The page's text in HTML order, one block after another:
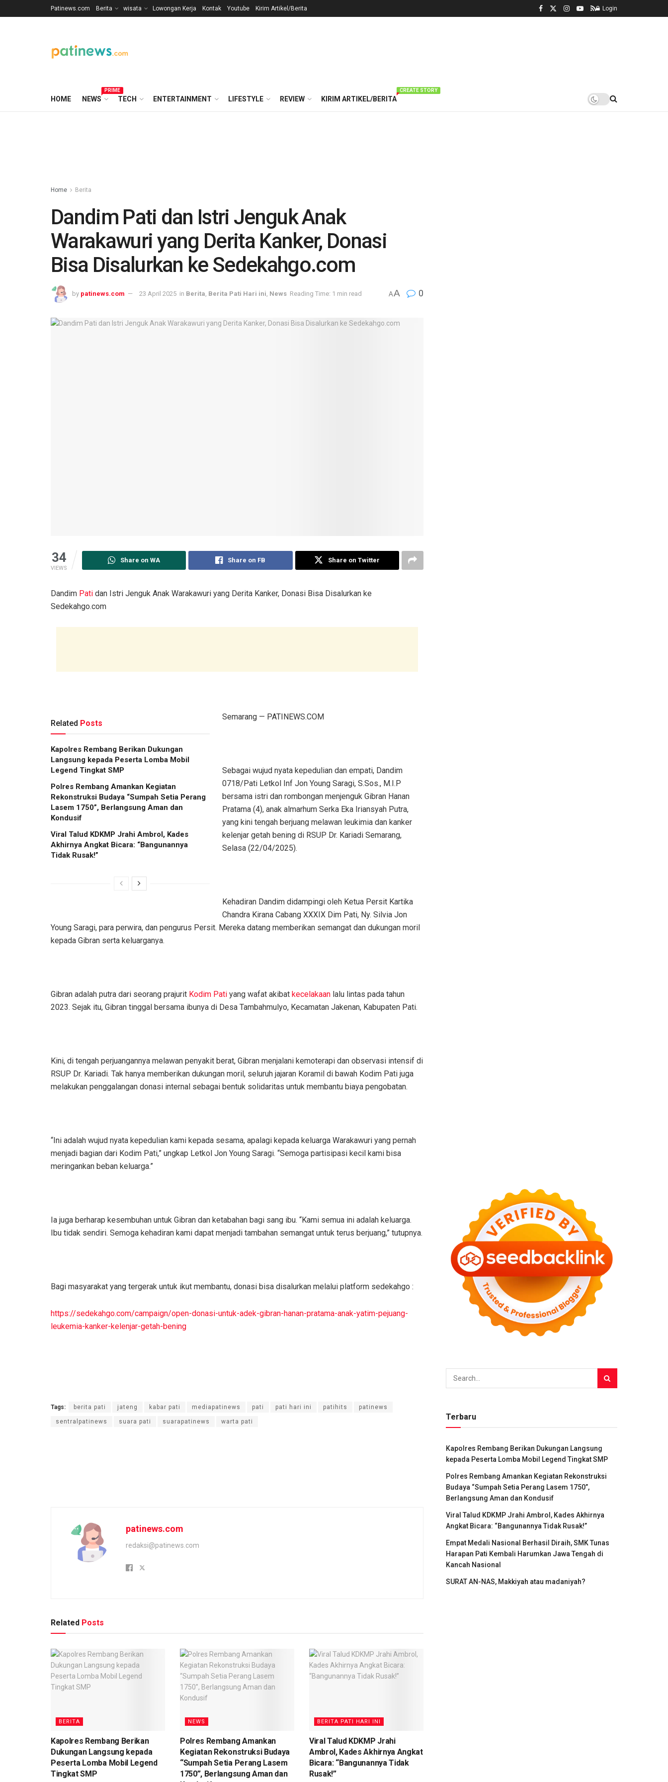
Patinews.com Berita wisata Lowongan Kerja Kontak Youtube Kirim Artikel/Berita Login
HOME NEWS
PRIME
TECH ENTERTAINMENT LIFESTYLE REVIEW KIRIM ARTIKEL/BERITA
CREATE STORY
Home Berita
Dandim Pati dan Istri Jenguk Anak
Warakawuri yang Derita Kanker, Donasi
Bisa Disalurkan ke Sedekahgo.com
by patinews.com 23 April 2025 in Berita Berita Pati Hari ini News Reading Time: 1 min read AA 0
34
VIEWS
Share on WA Share on FB Share on Twitter
Dandim Pati dan Istri Jenguk Anak Warakawuri yang Derita Kanker, Donasi Bisa Disalurkan ke
Sedekahgo.com
Related Posts
Kapolres Rembang Berikan Dukungan
Langsung kepada Peserta Lomba Mobil
Legend Tingkat SMP
Polres Rembang Amankan Kegiatan
Rekonstruksi Budaya “Sumpah Setia Perang
Lasem 1750”, Berlangsung Aman dan
Kondusif
Viral Talud KDKMP Jrahi Ambrol, Kades
Akhirnya Angkat Bicara: “Bangunannya
Tidak Rusak!”
Semarang — PATINEWS.COM
Sebagai wujud nyata kepedulian dan empati, Dandim
0718/Pati Letkol Inf Jon Young Saragi, S.Sos., M.I.P
bersama istri dan rombongan menjenguk Gibran Hanan
Pratama (4), anak almarhum Serka Eka Iriansyah Putra,
yang kini tengah berjuang melawan leukimia dan kanker
kelenjar getah bening di RSUP Dr. Kariadi Semarang,
Selasa (22/04/2025).
Kehadiran Dandim didampingi oleh Ketua Persit Kartika
Chandra Kirana Cabang XXXIX Dim Pati, Ny. Silvia Jon
Young Saragi, para perwira, dan pengurus Persit. Mereka datang memberikan semangat dan dukungan moril
kepada Gibran serta keluarganya.
Gibran adalah putra dari seorang prajurit Kodim Pati yang wafat akibat kecelakaan lalu lintas pada tahun
2023. Sejak itu, Gibran tinggal bersama ibunya di Desa Tambahmulyo, Kecamatan Jakenan, Kabupaten Pati.
Kini, di tengah perjuangannya melawan penyakit berat, Gibran menjalani kemoterapi dan observasi intensif di
RSUP Dr. Kariadi. Tak hanya memberikan dukungan moril, seluruh jajaran Koramil di bawah Kodim Pati juga
melakukan penggalangan donasi internal sebagai bentuk solidaritas untuk membantu biaya pengobatan.
“Ini adalah wujud nyata kepedulian kami kepada sesama, apalagi kepada keluarga Warakawuri yang pernah
menjadi bagian dari Kodim Pati,” ungkap Letkol Jon Young Saragi. “Semoga partisipasi kecil kami bisa
meringankan beban keluarga.”
Ia juga berharap kesembuhan untuk Gibran dan ketabahan bagi sang ibu. “Kami semua ini adalah keluarga.
Ibu tidak sendiri. Semoga kehadiran kami dapat menjadi tambahan semangat untuk terus berjuang,” tutupnya.
Bagi masyarakat yang tergerak untuk ikut membantu, donasi bisa disalurkan melalui platform sedekahgo :
https://sedekahgo.com/campaign/open-donasi-untuk-adek-gibran-hanan-pratama-anak-yatim-pejuang-
leukemia-kanker-kelenjar-getah-bening
Tags: berita pati jateng kabar pati mediapatinews pati pati hari ini patihits patinews
sentralpatinews suara pati suarapatinews warta pati
patinews.com
redaksi@patinews.com
Related Posts
BERITA
Kapolres Rembang Berikan
Dukungan Langsung kepada
Peserta Lomba Mobil Legend
Tingkat SMP
NEWS
Polres Rembang Amankan
Kegiatan Rekonstruksi Budaya
“Sumpah Setia Perang Lasem
1750”, Berlangsung Aman dan
BERITA PATI HARI INI
Viral Talud KDKMP Jrahi
Ambrol, Kades Akhirnya Angkat
Bicara: “Bangunannya Tidak
Rusak!”
Terbaru
Kapolres Rembang Berikan Dukungan Langsung
kepada Peserta Lomba Mobil Legend Tingkat SMP
Polres Rembang Amankan Kegiatan Rekonstruksi
Budaya “Sumpah Setia Perang Lasem 1750”,
Berlangsung Aman dan Kondusif
Viral Talud KDKMP Jrahi Ambrol, Kades Akhirnya
Angkat Bicara: “Bangunannya Tidak Rusak!”
Empat Medali Nasional Berhasil Diraih, SMK Tunas
Harapan Pati Kembali Harumkan Jawa Tengah di
Kancah Nasional
SURAT AN-NAS, Makkiyah atau madaniyah?